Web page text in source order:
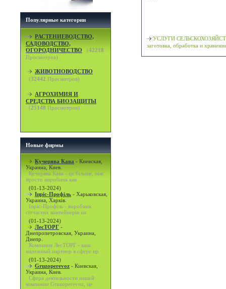
Популярные категории
РАСТЕНИЕВОДСТВО,
САДОВОДСТВО,
ОГОРОДНИЧЕСТВО
(42218
Просмотров)
ЖИВОТНОВОДСТВО
(32442 Просмотров)
АГРОХИМИЯ И
СРЕДСТВА БИОЗАЩИТЫ
(25148 Просмотров)
Новые фирмы
Кучерява Кава - Киевская,
Украина, Киев.
Кучерява Кава - це більше, ніж
просто виробник кав
(01-13-2024)
Іпріс-Профіль - Харьковская,
Украина, Харків.
Іпріс-Профіль - виробник
сітчастих контейнерів на
(01-13-2024)
ЛесТОРГ -
Днепропетровская, Украина,
Днепр.
Компания ЛесТОРГ - ваш
надежный партнер в сфере пр
(01-13-2024)
Gruzoperevoz - Киевская,
Украина, Киев.
Сфера деятельности нашей
компании Gruzoperevoz, це
УСЛУГИ
заготовка, обработка и